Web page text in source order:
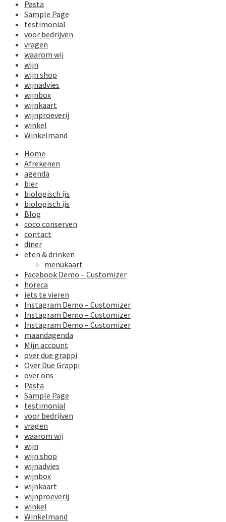
Pasta
Sample Page
testimonial
voor bedrijven
vragen
waarom wij
wijn
wijn shop
wijnadvies
wijnbox
wijnkaart
wijnproeverij
winkel
Winkelmand
Home
Afrekenen
agenda
bier
biologisch ijs
biologisch ijs
Blog
coco conserven
contact
diner
eten & drinken
menukaart
Facebook Demo – Customizer
horeca
iets te vieren
Instagram Demo – Customizer
Instagram Demo – Customizer
Instagram Demo – Customizer
maandagenda
Mijn account
over due grappi
Over Due Grappi
over ons
Pasta
Sample Page
testimonial
voor bedrijven
vragen
waarom wij
wijn
wijn shop
wijnadvies
wijnbox
wijnkaart
wijnproeverij
winkel
Winkelmand